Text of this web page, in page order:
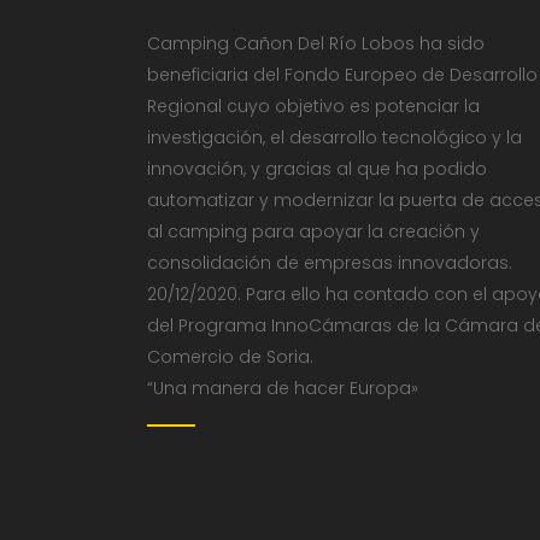
Camping Cañon Del Río Lobos ha sido
beneficiaria del Fondo Europeo de Desarrollo
Regional cuyo objetivo es potenciar la
investigación, el desarrollo tecnológico y la
innovación, y gracias al que ha podido
automatizar y modernizar la puerta de
al camping para apoyar la creación y
consolidación de empresas innovadoras.
20/12/2020. Para ello ha contado con el
del Programa InnoCámaras de la Cámara
Comercio de Soria.
“Una manera de hacer Europa»